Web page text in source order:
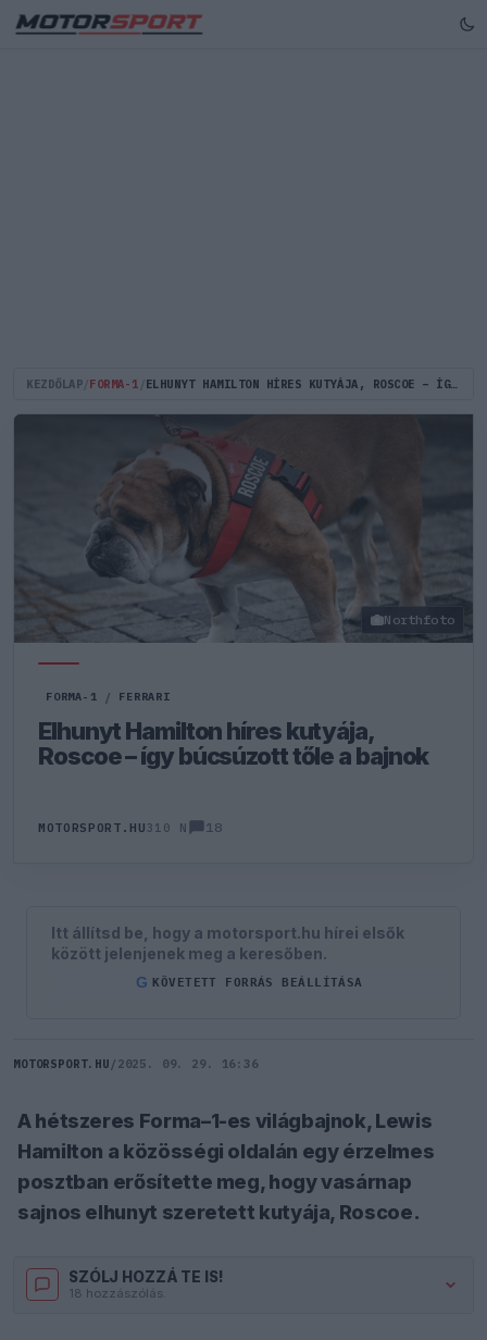
KEZDŐLAP FORMA-1 ELHUNYT HAMILTON HÍRES KUTYÁJA, ROSCOE – ÍGY BÚCSÚZOTT TŐLE A BAJNOK
Northfoto
FORMA-1 / FERRARI
Elhunyt Hamilton híres kutyája,
Roscoe – így búcsúzott tőle a bajnok
MOTORSPORT.HU310 N 18
Itt állítsd be, hogy a motorsport.hu hírei elsők
között jelenjenek meg a keresőben.
G KÖVETETT FORRÁS BEÁLLÍTÁSA
MOTORSPORT.HU / 2025. 09. 29. 16:36
A hétszeres Forma–1-es világbajnok, Lewis
Hamilton a közösségi oldalán egy érzelmes
posztban erősítette meg, hogy vasárnap
sajnos elhunyt szeretett kutyája, Roscoe.
SZÓLJ HOZZÁ TE IS!
18 hozzászólás.